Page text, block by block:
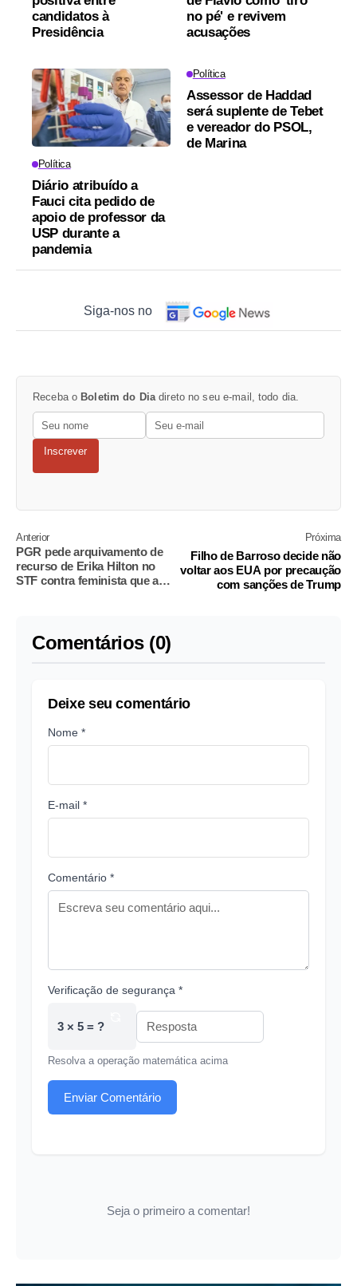
candidatos à
Presidência
no pé' e revivem
acusações
Política
Diário atribuído a
Fauci cita pedido de
apoio de professor da
USP durante a
pandemia
Política
Assessor de Haddad
será suplente de Tebet
e vereador do PSOL,
de Marina
Siga-nos no
Receba o Boletim do Dia direto no seu e-mail, todo dia.
Inscrever
Anterior
PGR pede arquivamento de
recurso de Erika Hilton no
STF contra feminista que a
Próxima
Filho de Barroso decide não
voltar aos EUA por precaução
com sanções de Trump
Comentários (0)
Deixe seu comentário
Nome *
E-mail *
Comentário *
Verificação de segurança *
3 × 5 = ?
Resolva a operação matemática acima
Enviar Comentário
Seja o primeiro a comentar!